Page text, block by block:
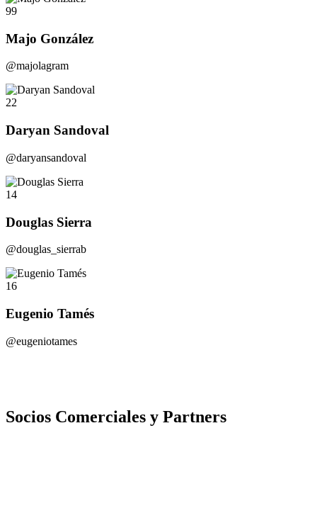
99
Majo González
@majolagram
22
Daryan Sandoval
@daryansandoval
14
Douglas Sierra
@douglas_sierrab
16
Eugenio Tamés
@eugeniotames
Socios Comerciales y Partners